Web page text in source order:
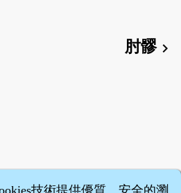
肘髎chevron_right
技術提供優質、安全的瀏